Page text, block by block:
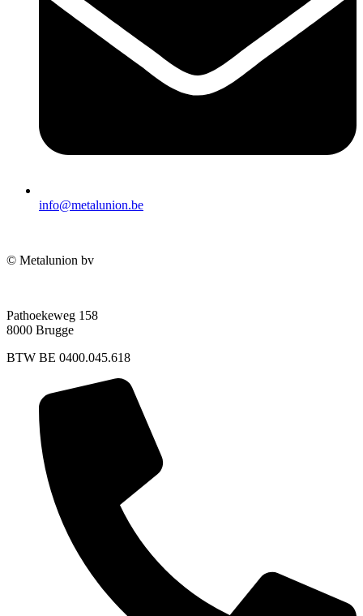
info@metalunion.be
© Metalunion bv
Pathoekeweg 158
8000 Brugge
BTW BE 0400.045.618